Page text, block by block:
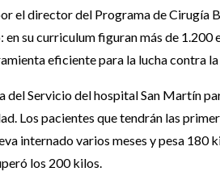
el director del Programa de Cirugía
su curriculum figuran más de 1.200
eficiente para la lucha contra
del Servicio del hospital San Martín
Los pacientes que tendrán las
internado varios meses y pesa 180
los 200 kilos.